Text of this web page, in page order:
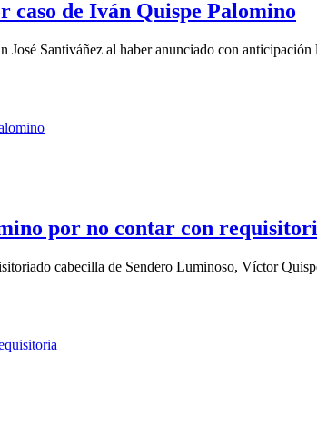
caso de Iván Quispe Palomino
José Santiváñez al haber anunciado con anticipación
por no contar con
cabecilla de Sendero Luminoso, Víctor